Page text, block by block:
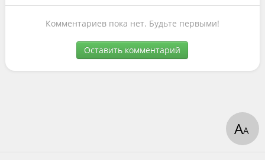
Комментариев пока нет. Будьте первыми!
Оставить комментарий
АА